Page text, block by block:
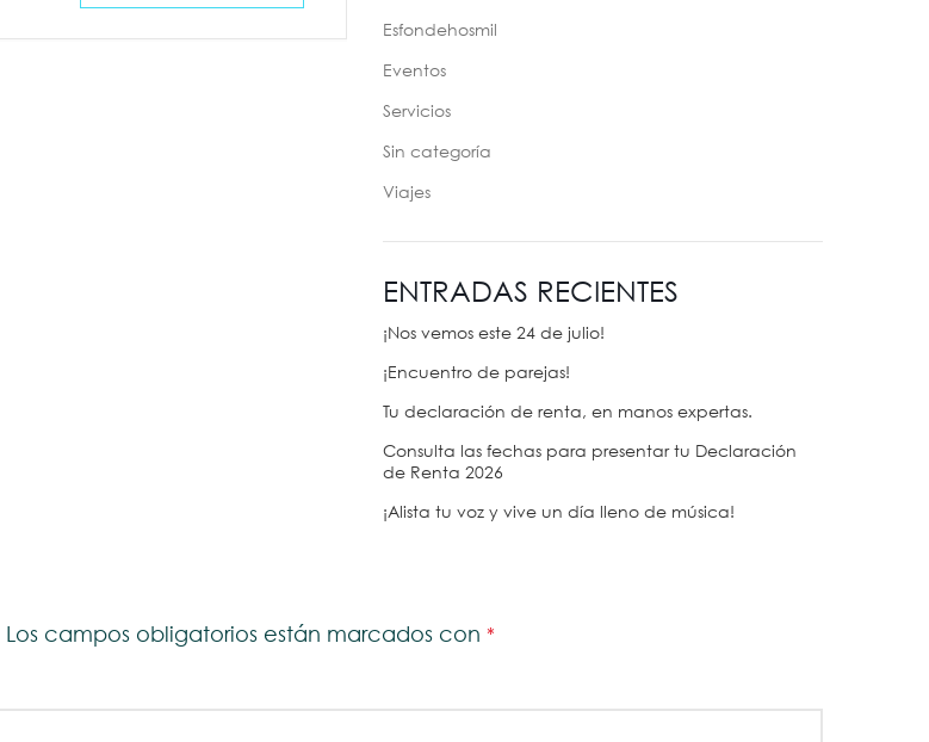
Esfondehosmil
Eventos
Servicios
Sin categoría
Viajes
ENTRADAS RECIENTES
¡Nos vemos este 24 de julio!
¡Encuentro de parejas!
Tu declaración de renta, en manos expertas.
Consulta las fechas para presentar tu Declaración
de Renta 2026
¡Alista tu voz y vive un día lleno de música!
Los campos obligatorios están marcados con *